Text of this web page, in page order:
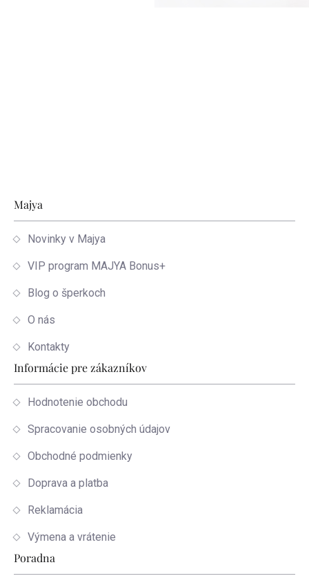
Zápätie
Majya
Novinky v Majya
VIP program MAJYA Bonus+
Blog o šperkoch
O nás
Kontakty
Informácie pre zákazníkov
Hodnotenie obchodu
Spracovanie osobných údajov
Obchodné podmienky
Doprava a platba
Reklamácia
Výmena a vrátenie
Poradna